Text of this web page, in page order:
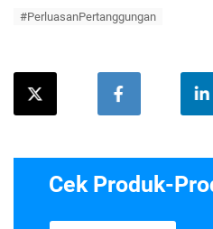
#PerluasanPertanggungan
Cek Produk-